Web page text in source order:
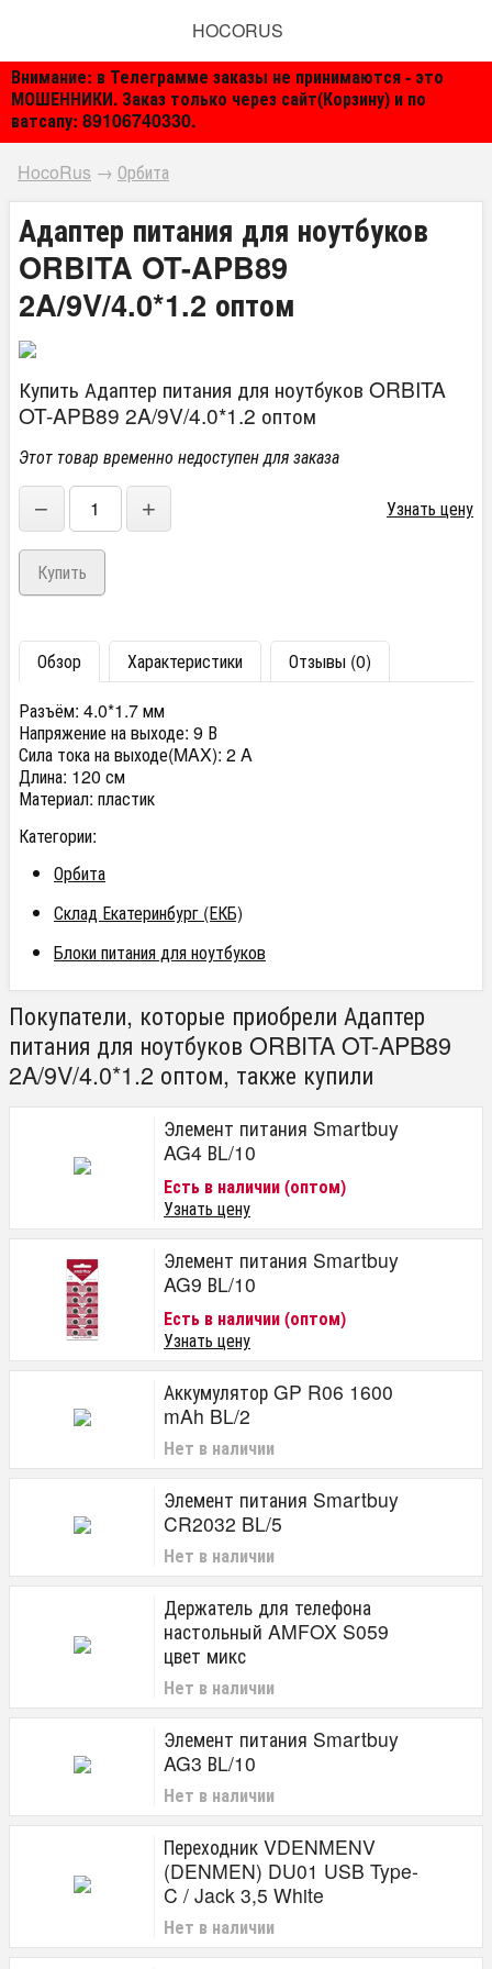
Внимание: в Телеграмме заказы не принимаются - это
МОШЕННИКИ. Заказ только через сайт(Корзину) и по
ватсапу: 89106740330.
HOCORUS
HocoRus → Орбита
Адаптер питания для ноутбуков
ORBITA OT-APB89
2A/9V/4.0*1.2 оптом
Купить Адаптер питания для ноутбуков ORBITA
OT-APB89 2A/9V/4.0*1.2 оптом
Этот товар временно недоступен для заказа
− + Узнать цену
Обзор Характеристики
Отзывы (0)
Разъём: 4.0*1.7 мм
Напряжение на выходе: 9 В
Сила тока на выходе(MAX): 2 A
Длина: 120 см
Материал: пластик
Категории:
Орбита
Склад Екатеринбург (ЕКБ)
Блоки питания для ноутбуков
Покупатели, которые приобрели Адаптер
питания для ноутбуков ORBITA OT-APB89
2A/9V/4.0*1.2 оптом, также купили
Элемент питания Smartbuy
AG4 ВL/10
Есть в наличии (оптом)
Узнать цену
Элемент питания Smartbuy
AG9 ВL/10
Есть в наличии (оптом)
Узнать цену
Аккумулятор GP R06 1600
mAh BL/2
Нет в наличии
Элемент питания Smartbuy
CR2032 BL/5
Нет в наличии
Держатель для телефона
настольный AMFOX S059
цвет микс
Нет в наличии
Элемент питания Smartbuy
AG3 ВL/10
Нет в наличии
Переходник VDENMENV
(DENMEN) DU01 USB Type-
C / Jack 3,5 White
Нет в наличии